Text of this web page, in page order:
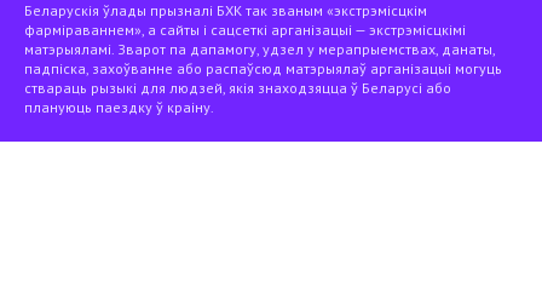
Беларускія ўлады прызналі БХК так званым «экстрэмісцкім
фарміраваннем», а сайты і сацсеткі арганізацыі — экстрэмісцкімі
матэрыяламі. Зварот па дапамогу, удзел у мерапрыемствах, данаты,
падпіска, захоўванне або распаўсюд матэрыялаў арганізацыі могуць
ствараць рызыкі для людзей, якія знаходзяцца ў Беларусі або
плануюць паездку ў краіну.